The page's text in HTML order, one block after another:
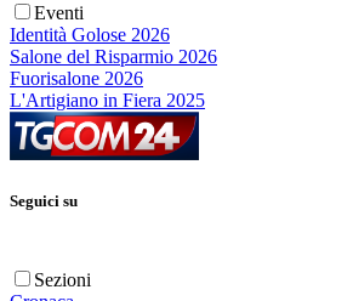
Eventi
Identità Golose 2026
Salone del Risparmio 2026
Fuorisalone 2026
L'Artigiano in Fiera 2025
Seguici su
Sezioni